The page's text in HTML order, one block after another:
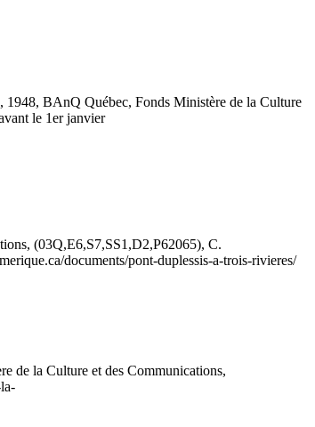
BAnQ Québec, Fonds Ministère de la Culture
le 1er janvier
(03Q,E6,S7,SS1,D2,P62065), C.
documents/pont-duplessis-a-trois-rivieres/
de la Culture et des Communications,